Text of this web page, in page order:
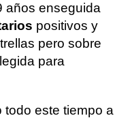
años enseguida
positivos y
pero sobre
para
este tiempo a